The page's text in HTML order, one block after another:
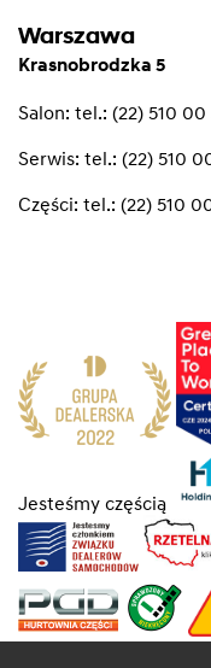
Warszawa
Krasnobrodzka 5
Salon: tel.: (22) 510 00
Serwis: tel.: (22) 510
Części: tel.: (22) 510
Jesteśmy częścią